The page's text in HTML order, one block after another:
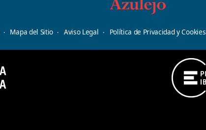
Mapa del Sitio Aviso Legal Política de Privacidad y Cookies